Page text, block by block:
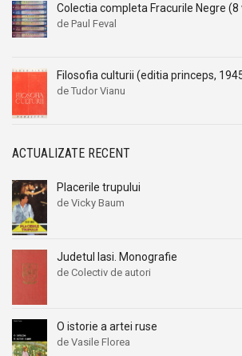
Colectia completa Fracurile Negre (8
de Paul Feval
Filosofia culturii (editia princeps,
de Tudor Vianu
ACTUALIZATE RECENT
Placerile trupului
de Vicky Baum
Judetul Iasi. Monografie
de Colectiv de autori
O istorie a artei ruse
de Vasile Florea